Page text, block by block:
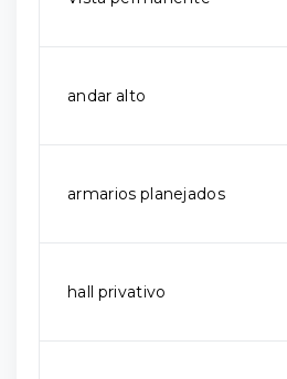
andar alto
armarios planejados
hall privativo